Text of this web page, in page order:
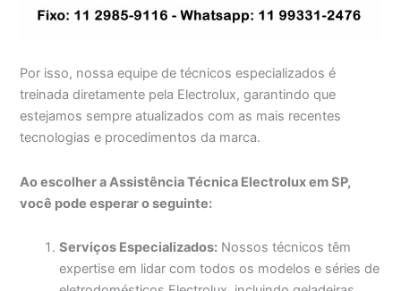
Por isso, nossa equipe de técnicos especializados é
treinada diretamente pela Electrolux, garantindo que
estejamos sempre atualizados com as mais recentes
tecnologias e procedimentos da marca.
Ao escolher a Assistência Técnica Electrolux em SP,
você pode esperar o seguinte:
Serviços Especializados: Nossos técnicos têm
expertise em lidar com todos os modelos e séries de